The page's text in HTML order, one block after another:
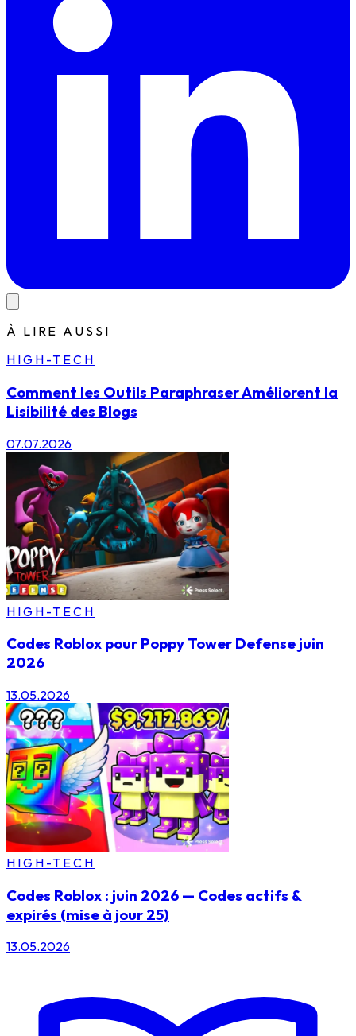
À LIRE AUSSI
HIGH-TECH
Comment les Outils Paraphraser Améliorent la
Lisibilité des Blogs
07.07.2026
HIGH-TECH
Codes Roblox pour Poppy Tower Defense juin
2026
13.05.2026
HIGH-TECH
Codes Roblox : juin 2026 — Codes actifs &
expirés (mise à jour 25)
13.05.2026